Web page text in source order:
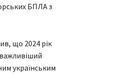
БПЛА з
що 2024 рік
українським